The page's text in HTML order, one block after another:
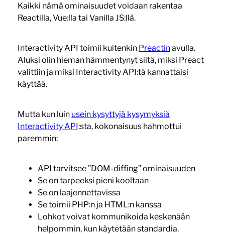
Kaikki nämä ominaisuudet voidaan rakentaa
Reactilla, Vue:lla tai Vanilla JS:llä.
Interactivity API toimii kuitenkin Preactinavulla.
Aluksi olin hieman hämmentynyt siitä, miksi Preact
valittiin ja miksi Interactivity API:tä kannattaisi
käyttää.
Mutta kun luin usein kysyttyjä kysymyksiä
Interactivity API:sta, kokonaisuus hahmottui
paremmin:
API tarvitsee ”DOM-diffing” ominaisuuden
Se on tarpeeksi pieni kooltaan
Se on laajennettavissa
Se toimii PHP:n ja HTML:n kanssa
Lohkot voivat kommunikoida keskenään
helpommin, kun käytetään standardia.